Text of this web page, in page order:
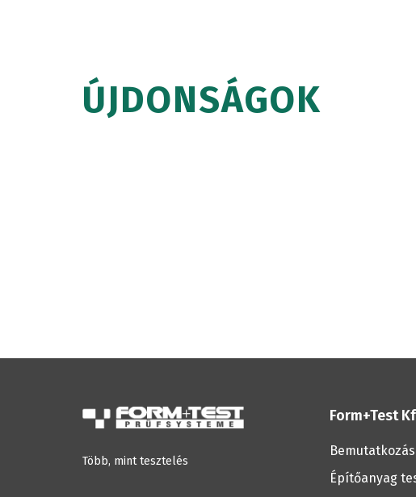
ÚJDONSÁGOK
Több, mint tesztelés
Form+Test
Bemutatkozás
Építőanyag